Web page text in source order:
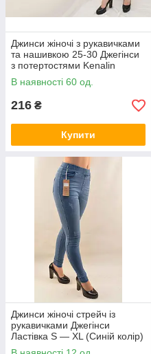
Джинси жіночі з рукавичками
та нашивкою 25-30 Джегінси
з потертостями Kenalin
В наявності 60 од.
216 ₴
Купити
Джинси жіночі стрейч із
рукавичками Джегінси
Ластівка S — XL (Синій колір)